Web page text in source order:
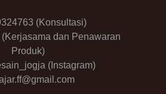
(Konsultasi)
(Kerjasama dan Penawaran
Produk)
(Instagram)